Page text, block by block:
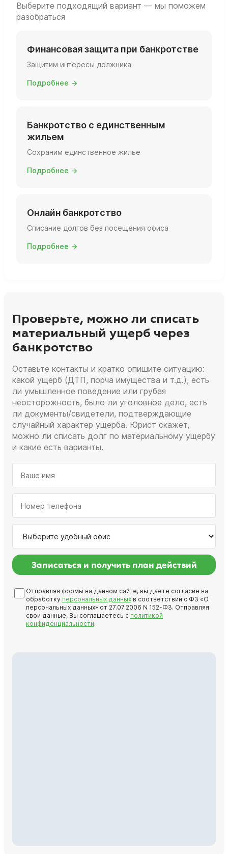
Выберите подходящий вариант — мы поможем
разобраться
Финансовая защита при банкротстве
Защитим интересы должника
Подробнее →
Банкротство с единственным
жильем
Сохраним единственное жилье
Подробнее →
Онлайн банкротство
Списание долгов без посещения офиса
Подробнее →
Проверьте, можно ли списать
материальный ущерб через
банкротство
Оставьте контакты и кратко опишите ситуацию:
какой ущерб (ДТП, порча имущества и т.д.), есть
ли умышленное поведение или грубая
неосторожность, было ли уголовное дело, есть
ли документы/свидетели, подтверждающие
случайный характер ущерба. Юрист скажет,
можно ли списать долг по материальному ущербу
и какие есть варианты.
Записаться и получить план действий
Отправляя формы на данном сайте, вы даете согласие на
обработку персональных данных в соответствии с ФЗ «О
персональных данных» от 27.07.2006 N 152-ФЗ. Отправляя
свои данные, Вы соглашаетесь с политикой
конфиденциальности.